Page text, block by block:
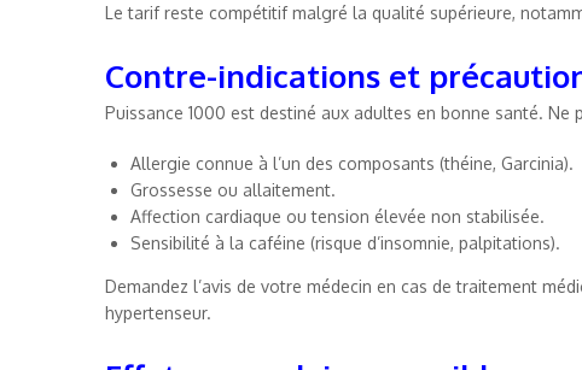
Le tarif reste compétitif malgré la qualité supérieure,
Contre-indications et
Puissance 1000 est destiné aux adultes en bonne santé. Ne
Allergie connue à l’un des composants (théine, Garcinia).
Grossesse ou allaitement.
Affection cardiaque ou tension élevée non stabilisée.
Sensibilité à la caféine (risque d’insomnie, palpitations).
Demandez l’avis de votre médecin en cas de traitement
hypertenseur.